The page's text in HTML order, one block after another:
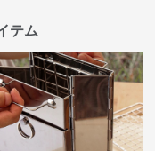
テム